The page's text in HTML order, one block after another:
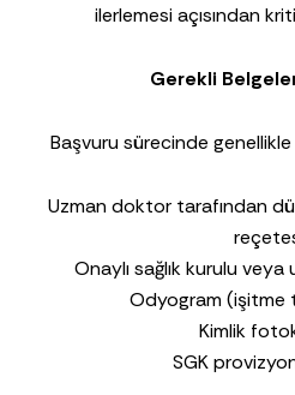
ilerlemesi açısından
Gerekli
Başvuru sürecinde
Uzman doktor tarafından
Onaylı sağlık kurulu
Odyogram (işitme
Kimlik
SGK